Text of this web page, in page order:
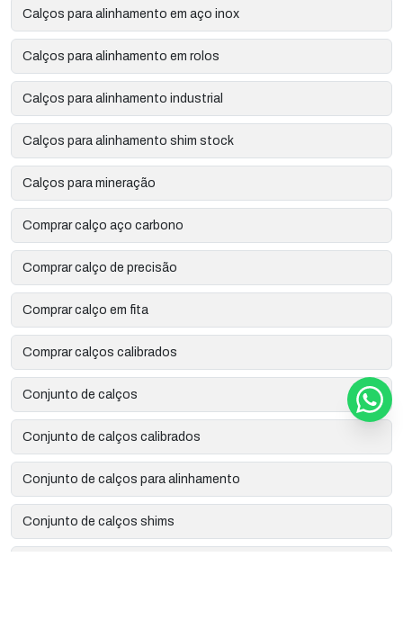
Calços para alinhamento em aço inox
Calços para alinhamento em rolos
Calços para alinhamento industrial
Calços para alinhamento shim stock
Calços para mineração
Comprar calço aço carbono
Comprar calço de precisão
Comprar calço em fita
Comprar calços calibrados
Conjunto de calços
Conjunto de calços calibrados
Conjunto de calços para alinhamento
Conjunto de calços shims